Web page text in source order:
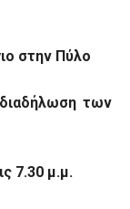
στην Πύλο
των
7.30 μ.μ.